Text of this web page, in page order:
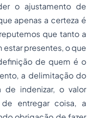
o ajustamento de
apenas a certeza é
que tanto a
estar presentes, o que
de quem é o
a delimitação do
de indenizar, o valor
entregar coisa, a